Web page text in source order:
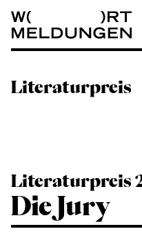
Wortmeldungen
Literaturpreis
Literaturpreis
Die Jury